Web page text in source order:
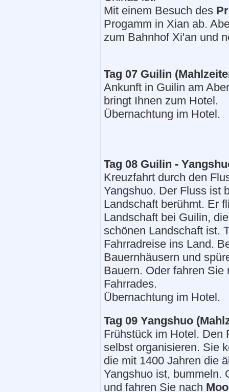
Mit einem Besuch des
Progamm in Xian ab.
zum Bahnhof Xi'an und
Tag 07 Guilin
Ankunft in Guilin am
bringt Ihnen zum Hotel.
Übernachtung im Hotel.
Tag 08 Guilin -
Kreuzfahrt durch den
Yangshuo. Der Fluss ist
Landschaft berühmt. Er
Landschaft bei Guilin,
schönen Landschaft ist.
Fahrradreise ins Land.
Bauernhäusern und
Bauern. Oder fahren
Fahrrades.
Übernachtung im Hotel.
Tag 09 Yangshuo
Frühstück im Hotel. Den
selbst organisieren. Sie
die mit 1400 Jahren die
Yangshuo ist, bummeln.
und fahren Sie nach